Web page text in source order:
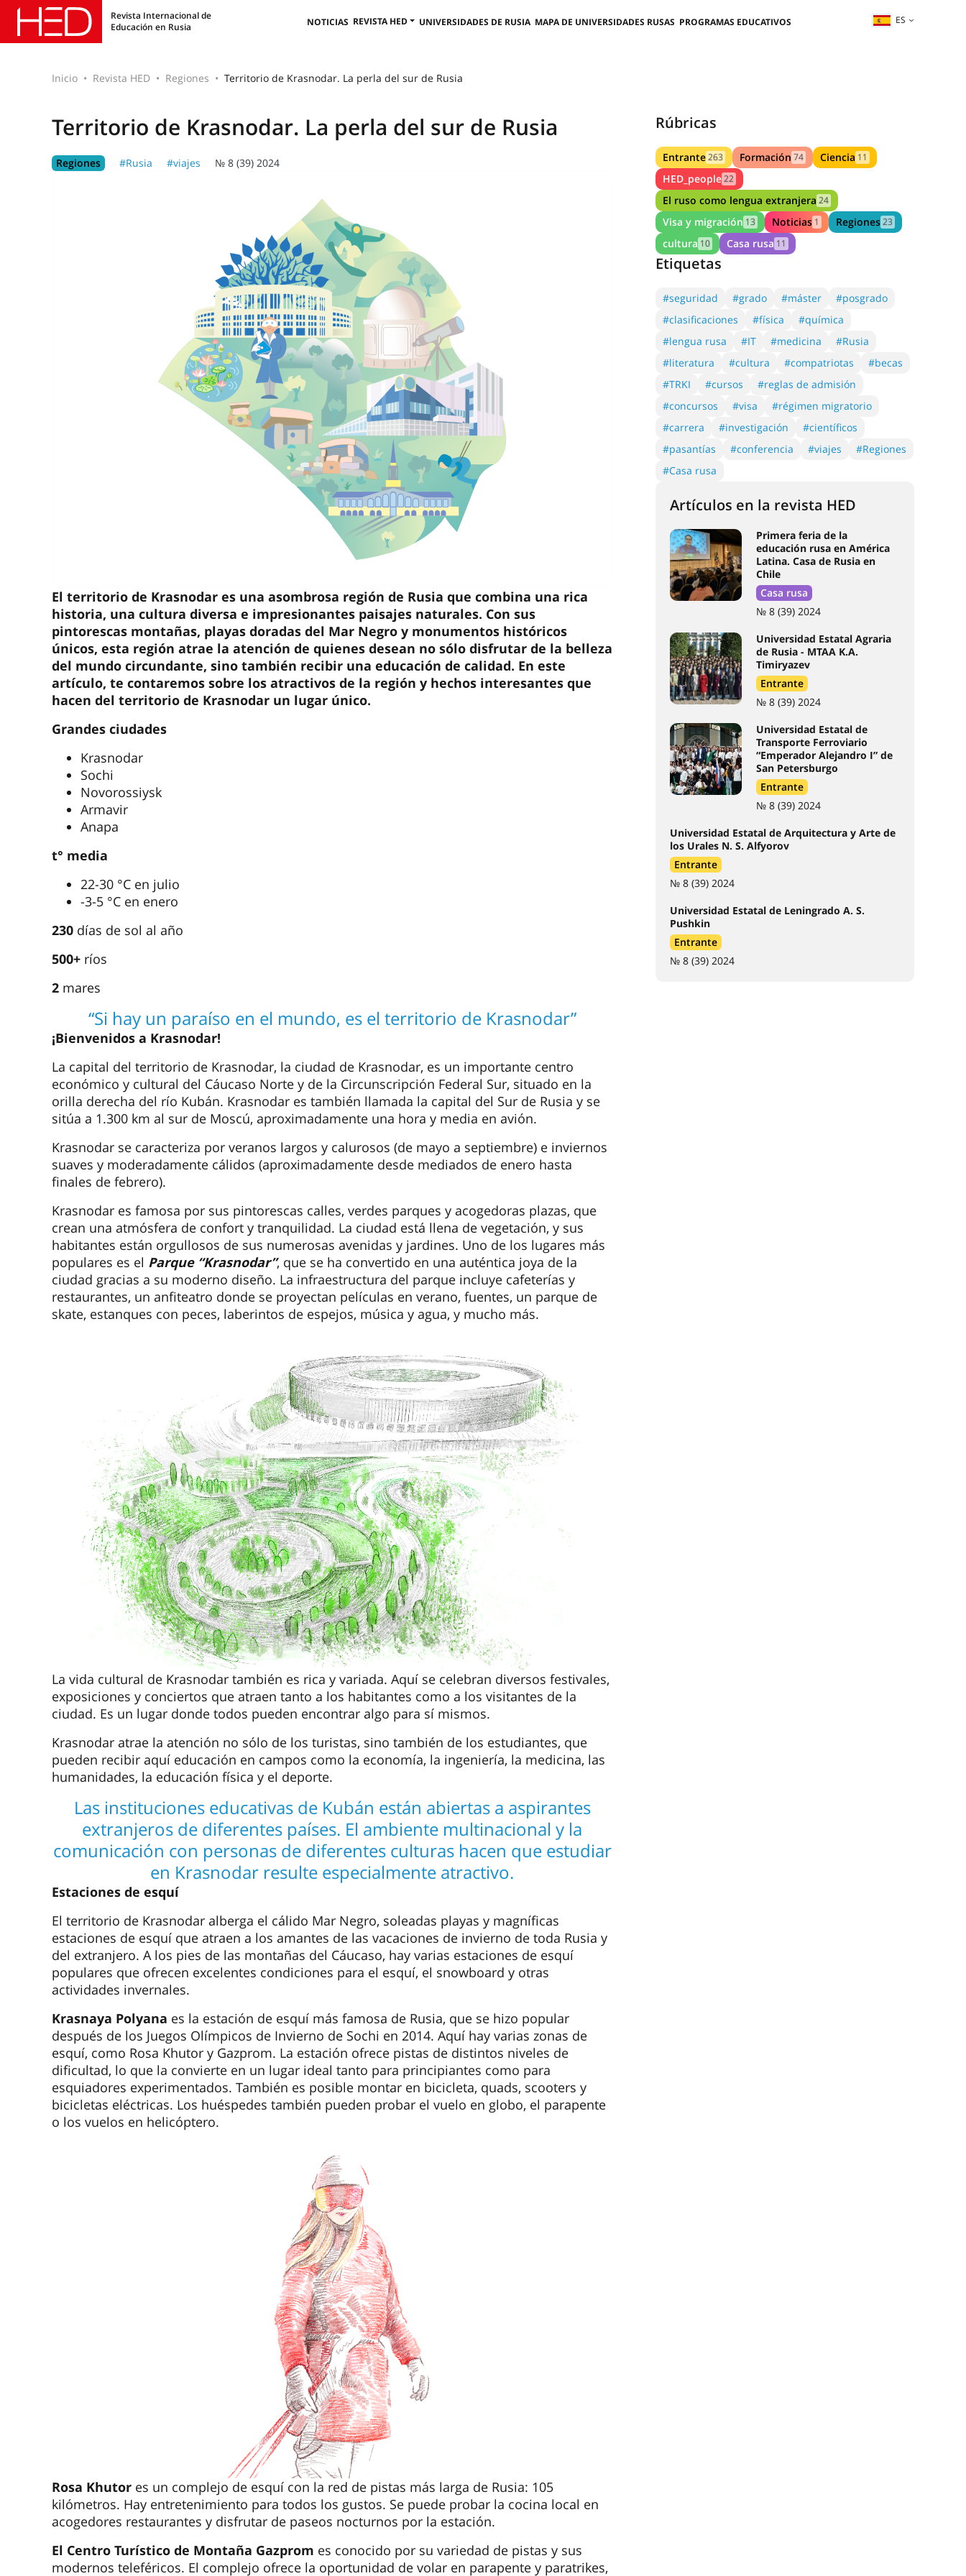
Revista Internacional de
Educación en Rusia
NOTICIAS REVISTA HED UNIVERSIDADES DE RUSIA MAPA DE UNIVERSIDADES RUSAS PROGRAMAS EDUCATIVOS ES
Inicio Revista HED Regiones Territorio de Krasnodar. La perla del sur de Rusia
Territorio de Krasnodar. La perla del sur de Rusia
Regiones #Rusia #viajes № 8 (39) 2024
El territorio de Krasnodar es una asombrosa región de Rusia que combina una rica
historia, una cultura diversa e impresionantes paisajes naturales. Con sus
pintorescas montañas, playas doradas del Mar Negro y monumentos históricos
únicos, esta región atrae la atención de quienes desean no sólo disfrutar de la belleza
del mundo circundante, sino también recibir una educación de calidad. En este
artículo, te contaremos sobre los atractivos de la región y hechos interesantes que
hacen del territorio de Krasnodar un lugar único.
Grandes ciudades
Krasnodar
Sochi
Novorossiysk
Armavir
Anapa
t° media
22-30 °C en julio
-3-5 °C en enero
230 días de sol al año
500+ ríos
2 mares
“Si hay un paraíso en el mundo, es el territorio de Krasnodar”
¡Bienvenidos a Krasnodar!
La capital del territorio de Krasnodar, la ciudad de Krasnodar, es un importante centro
económico y cultural del Cáucaso Norte y de la Circunscripción Federal Sur, situado en la
orilla derecha del río Kubán. Krasnodar es también llamada la capital del Sur de Rusia y se
sitúa a 1.300 km al sur de Moscú, aproximadamente una hora y media en avión.
Krasnodar se caracteriza por veranos largos y calurosos (de mayo a septiembre) e inviernos
suaves y moderadamente cálidos (aproximadamente desde mediados de enero hasta
finales de febrero).
Krasnodar es famosa por sus pintorescas calles, verdes parques y acogedoras plazas, que
crean una atmósfera de confort y tranquilidad. La ciudad está llena de vegetación, y sus
habitantes están orgullosos de sus numerosas avenidas y jardines. Uno de los lugares más
populares es el Parque “Krasnodar”, que se ha convertido en una auténtica joya de la
ciudad gracias a su moderno diseño. La infraestructura del parque incluye cafeterías y
restaurantes, un anfiteatro donde se proyectan películas en verano, fuentes, un parque de
skate, estanques con peces, laberintos de espejos, música y agua, y mucho más.
La vida cultural de Krasnodar también es rica y variada. Aquí se celebran diversos festivales,
exposiciones y conciertos que atraen tanto a los habitantes como a los visitantes de la
ciudad. Es un lugar donde todos pueden encontrar algo para sí mismos.
Krasnodar atrae la atención no sólo de los turistas, sino también de los estudiantes, que
pueden recibir aquí educación en campos como la economía, la ingeniería, la medicina, las
humanidades, la educación física y el deporte.
Las instituciones educativas de Kubán están abiertas a aspirantes
extranjeros de diferentes países. El ambiente multinacional y la
comunicación con personas de diferentes culturas hacen que estudiar
en Krasnodar resulte especialmente atractivo.
Estaciones de esquí
El territorio de Krasnodar alberga el cálido Mar Negro, soleadas playas y magníficas
estaciones de esquí que atraen a los amantes de las vacaciones de invierno de toda Rusia y
del extranjero. A los pies de las montañas del Cáucaso, hay varias estaciones de esquí
populares que ofrecen excelentes condiciones para el esquí, el snowboard y otras
actividades invernales.
Krasnaya Polyana es la estación de esquí más famosa de Rusia, que se hizo popular
después de los Juegos Olímpicos de Invierno de Sochi en 2014. Aquí hay varias zonas de
esquí, como Rosa Khutor y Gazprom. La estación ofrece pistas de distintos niveles de
dificultad, lo que la convierte en un lugar ideal tanto para principiantes como para
esquiadores experimentados. También es posible montar en bicicleta, quads, scooters y
bicicletas eléctricas. Los huéspedes también pueden probar el vuelo en globo, el parapente
o los vuelos en helicóptero.
Rosa Khutor es un complejo de esquí con la red de pistas más larga de Rusia: 105
kilómetros. Hay entretenimiento para todos los gustos. Se puede probar la cocina local en
acogedores restaurantes y disfrutar de paseos nocturnos por la estación.
El Centro Turístico de Montaña Gazprom es conocido por su variedad de pistas y sus
modernos teleféricos. El complejo ofrece la oportunidad de volar en parapente y paratrikes,
Rúbricas
Entrante263 Formación 74 Ciencia 11
HED_people22
El ruso como lengua extranjera 24
Visa y migración 13 Noticias 1 Regiones23
cultura 10 Casa rusa 11
Etiquetas
#seguridad #grado #máster
#posgrado
#clasificaciones
#física
#química
#lengua rusa
#IT #medicina
#Rusia
#literatura
#cultura #compatriotas
#becas
#TRKI
#cursos
#reglas de admisión
#concursos
#visa
#régimen migratorio
#carrera
#investigación
#científicos
#pasantías
#conferencia #viajes
#Regiones
#Casa rusa
Artículos en la revista HED
Primera feria de la
educación rusa en América
Latina. Casa de Rusia en
Chile
Casa rusa
№ 8 (39) 2024
Universidad Estatal Agraria
de Rusia - MTAA K.A.
Timiryazev
Entrante
№ 8 (39) 2024
Universidad Estatal de
Transporte Ferroviario
“Emperador Alejandro I” de
San Petersburgo
Entrante
№ 8 (39) 2024
Universidad Estatal de Arquitectura y Arte de
los Urales N. S. Alfуorov
Entrante
№ 8 (39) 2024
Universidad Estatal de Leningrado A. S.
Pushkin
Entrante
№ 8 (39) 2024